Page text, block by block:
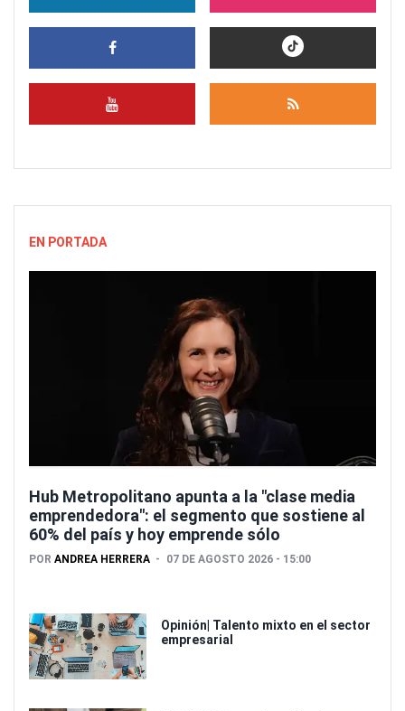
EN PORTADA
Hub Metropolitano apunta a la "clase media
emprendedora": el segmento que sostiene al
60% del país y hoy emprende sólo
POR ANDREA HERRERA 07 DE AGOSTO 2026 - 15:00
Opinión| Talento mixto en el sector
empresarial